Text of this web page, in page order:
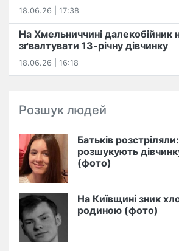
18.06.26 | 17:38
На Хмельниччині далекобійник
зґвалтувати 13-річну дівчинку
18.06.26 | 16:18
Розшук людей
Батьків
розшукують
(фото)
На Київщині зник
родиною (фото)